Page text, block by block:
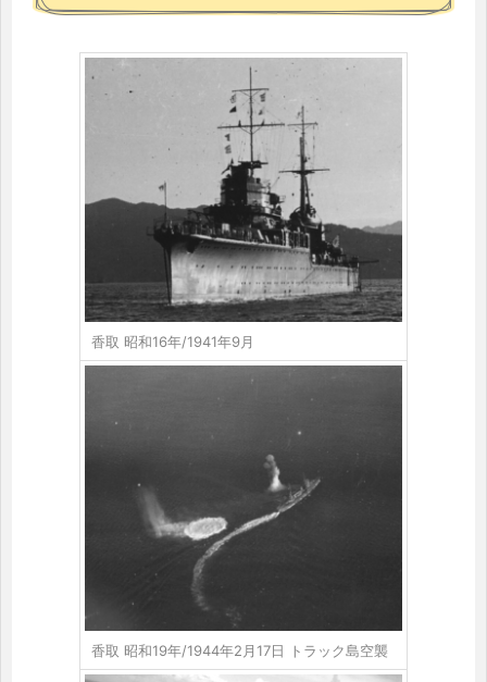
香取 昭和16年/1941年9月
香取 昭和19年/1944年2月17日 トラック島空襲